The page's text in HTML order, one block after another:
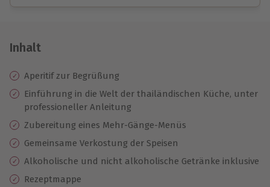
Jeder Gutschein für alle Erlebnisse einlösbar.
10 Jahre gültig & verlängerbar.
Inhalt
Aperitif zur Begrüßung
Einführung in die Welt der thailändischen Küche, unter
professioneller Anleitung
Zubereitung eines Mehr-Gänge-Menüs
Gemeinsame Verkostung der Speisen
Alkoholische und nicht alkoholische Getränke inklusive
Rezeptmappe